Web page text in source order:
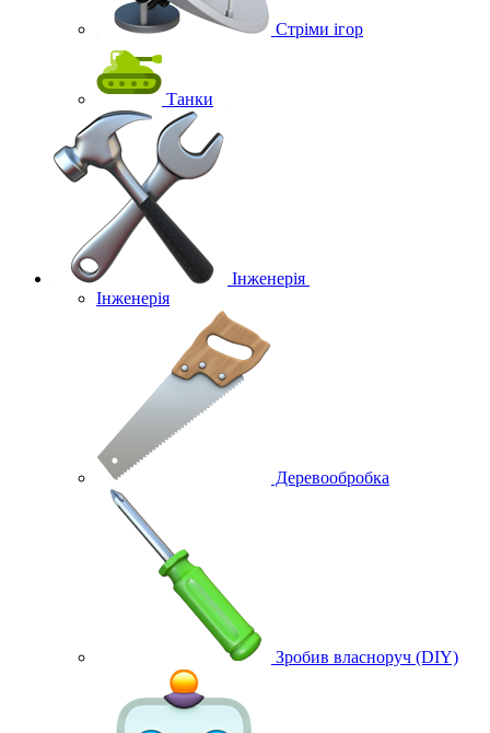
Стріми ігор
Танки
Інженерія
Інженерія
Деревообробка
Зробив власноруч (DIY)